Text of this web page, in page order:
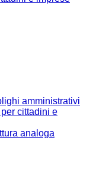
amministrativi
cittadini e
analoga